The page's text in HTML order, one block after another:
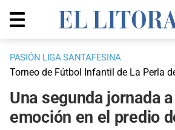
PASIÓN LIGA SANTAFESINA
Torneo de Fútbol Infantil de La Perla
Una segunda jornada
emoción en el predio